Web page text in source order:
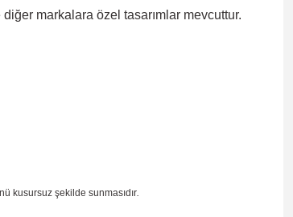
markalara özel tasarımlar mevcuttur.
kusursuz şekilde sunmasıdır